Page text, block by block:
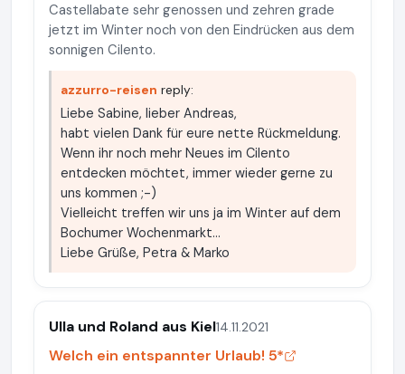
Castellabate sehr genossen und zehren grade
jetzt im Winter noch von den Eindrücken aus dem
sonnigen Cilento.
azzurro-reisen reply:
Liebe Sabine, lieber Andreas,
habt vielen Dank für eure nette Rückmeldung.
Wenn ihr noch mehr Neues im Cilento
entdecken möchtet, immer wieder gerne zu
uns kommen ;-)
Vielleicht treffen wir uns ja im Winter auf dem
Bochumer Wochenmarkt...
Liebe Grüße, Petra & Marko
Ulla und Roland aus Kiel14.11.2021
Welch ein entspannter Urlaub! 5*